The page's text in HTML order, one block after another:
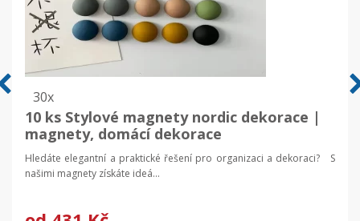
30x
10 ks Stylové magnety nordic dekorace |
magnety, domácí dekorace
Hledáte elegantní a praktické řešení pro organizaci a dekoraci? S
našimi magnety získáte ideá...